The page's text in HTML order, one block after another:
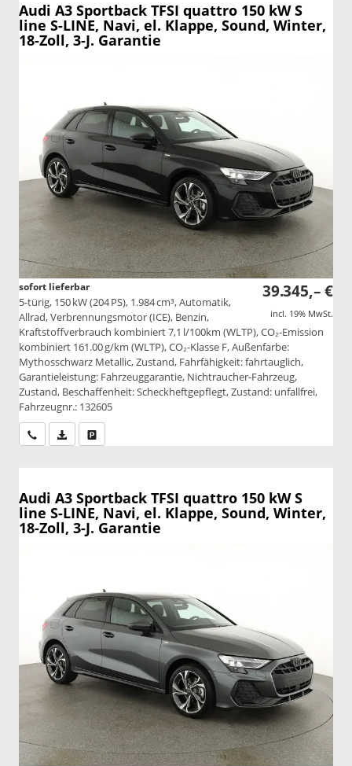
Audi A3 Sportback TFSI quattro 150 kW S
line S-LINE, Navi, el. Klappe, Sound, Winter,
18-Zoll, 3-J. Garantie
39.345,– €
incl. 19% MwSt.
sofort lieferbar
5-türig, 150 kW (204 PS), 1.984 cm³, Automatik,
Allrad, Verbrennungsmotor (ICE), Benzin,
Kraftstoffverbrauch kombiniert 7,1 l/100km (WLTP), CO₂-Emission
kombiniert 161.00 g/km (WLTP), CO₂-Klasse F, Außenfarbe:
Mythosschwarz Metallic, Zustand, Fahrfähigkeit: fahrtauglich,
Garantieleistung: Fahrzeuggarantie, Nichtraucher-Fahrzeug,
Zustand, Beschaffenheit: Scheckheftgepflegt, Zustand: unfallfrei,
Fahrzeugnr.: 132605
Wir rufen Sie anPDF-Datei, Fahrzeugexposé drucken
Audi A3 Sportback TFSI quattro 150 kW S
line S-LINE, Navi, el. Klappe, Sound, Winter,
18-Zoll, 3-J. Garantie